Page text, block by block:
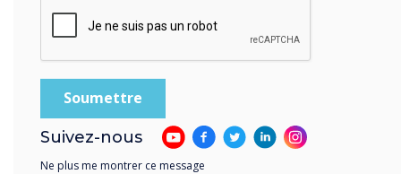
engagement envers le
service et sa connaissance
du marché en font un
partenaire idéal pour la
région autrichienne.
Suivez-nous
Ne plus me montrer ce message